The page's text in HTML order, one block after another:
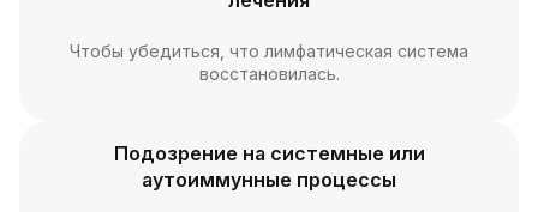
Чтобы убедиться, что лимфатическая система
восстановилась.
Подозрение на системные или
аутоиммунные процессы